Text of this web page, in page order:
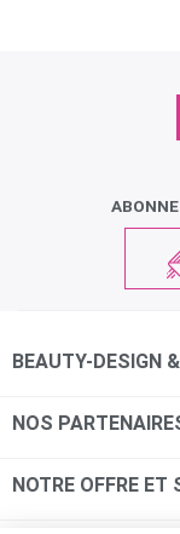
BEAUTY-DESIGN
NOS
NOTRE OFFRE ET